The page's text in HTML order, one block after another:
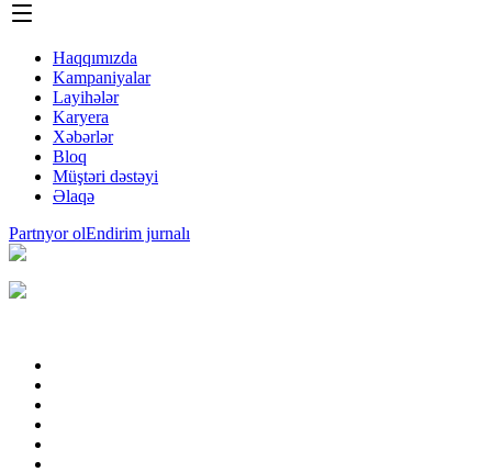
Haqqımızda
Kampaniyalar
Layihələr
Karyera
Xəbərlər
Bloq
Müştəri dəstəyi
Əlaqə
Partnyor olEndirim jurnalı